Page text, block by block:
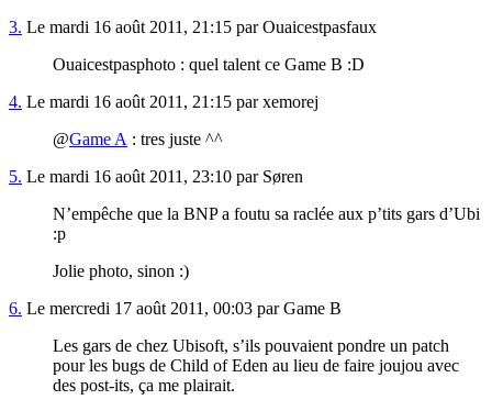
3. Le mardi 16 août 2011, 21:15 par Ouaicestpasfaux
Ouaicestpasphoto : quel talent ce Game B :D
4. Le mardi 16 août 2011, 21:15 par xemorej
@Game A : tres juste ^^
5. Le mardi 16 août 2011, 23:10 par Søren
N’empêche que la BNP a foutu sa raclée aux p’tits gars d’Ubi
:p
Jolie photo, sinon :)
6. Le mercredi 17 août 2011, 00:03 par Game B
Les gars de chez Ubisoft, s’ils pouvaient pondre un patch
pour les bugs de Child of Eden au lieu de faire joujou avec
des post-its, ça me plairait.